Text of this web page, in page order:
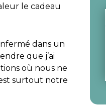
le cadeau
dans un
que j’ai
où nous ne
surtout notre